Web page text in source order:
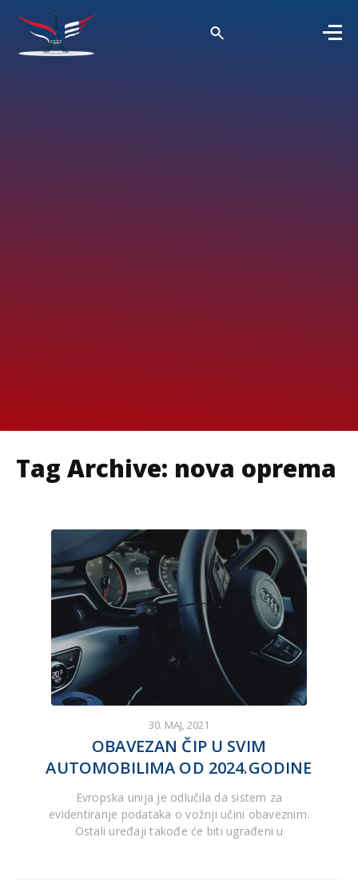
Tag Archive: nova oprema
30. MAJ, 2021
OBAVEZAN ČIP U SVIM
AUTOMOBILIMA OD 2024.GODINE
Evropska unija je odlučila da sistem za
evidentiranje podataka o vožnji učini obaveznim.
Ostali uređaji takođe će biti ugrađeni u